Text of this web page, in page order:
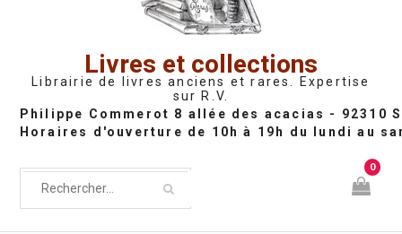
Livres et collections
Librairie de livres anciens et rares. Expertise
sur R.V.
0